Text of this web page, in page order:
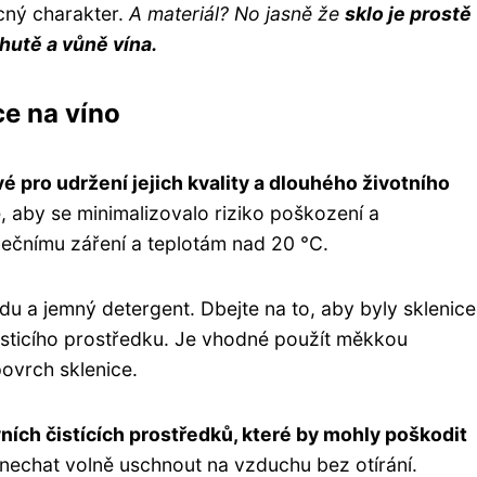
charakter. A materiál? No jasně že sklo je prostě
a vůně vína.
na víno
pro udržení jejich kvality a dlouhého životního
aby se minimalizovalo riziko poškození a
záření a teplotám nad 20 °C.
a jemný detergent. Dbejte na to, aby byly sklenice
prostředku. Je vhodné použít měkkou
sklenice.
čistících prostředků, které by mohly poškodit
volně uschnout na vzduchu bez otírání.